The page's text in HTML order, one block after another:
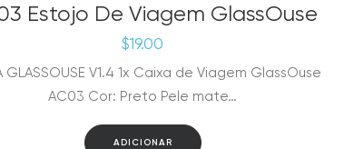
Estojo De Viagem GlassOuse
$19.00
GLASSOUSE V1.4 1x Caixa de Viagem GlassOuse
AC03 Cor: Preto Pele mate…
ADICIONAR